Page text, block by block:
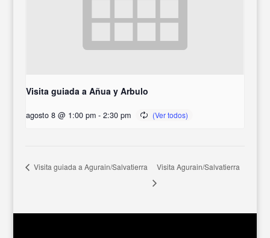
Visita guiada a Añua y Arbulo
agosto 8 @ 1:00 pm - 2:30 pm
Visita guiada a Agurain/Salvatierra Visita Agurain/Salvatierra